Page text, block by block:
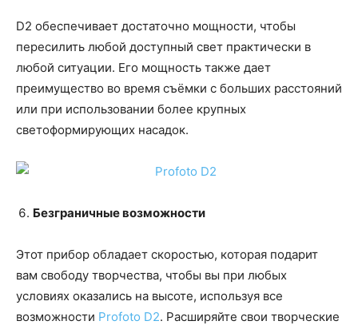
D2 обеспечивает достаточно мощности, чтобы
пересилить любой доступный свет практически в
любой ситуации. Его мощность также дает
преимущество во время съёмки с больших расстояний
или при использовании более крупных
светоформирующих насадок.
Безграничные возможности
Этот прибор обладает скоростью, которая подарит
вам свободу творчества, чтобы вы при любых
условиях оказались на высоте, используя все
возможности Profoto D2. Расширяйте свои творческие